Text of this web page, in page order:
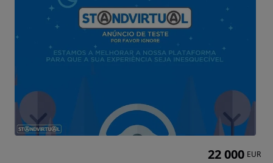
22 000 EUR